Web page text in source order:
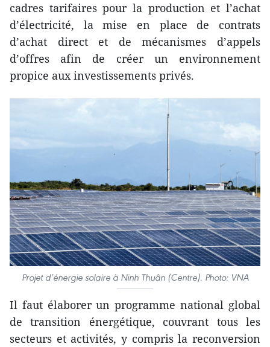
cadres tarifaires pour la production et l’achat
d’électricité, la mise en place de contrats
d’achat direct et de mécanismes d’appels
d’offres afin de créer un environnement
propice aux investissements privés.
Projet d’énergie solaire à Ninh Thuân (Centre). Photo: VNA
Il faut élaborer un programme national global
de transition énergétique, couvrant tous les
secteurs et activités, y compris la reconversion